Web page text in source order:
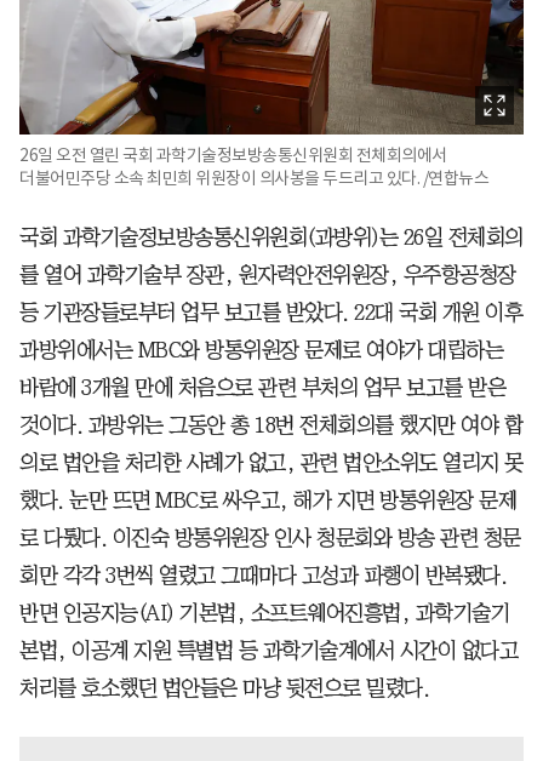
26일 오전 열린 국회 과학기술정보방송통신위원회 전체회의에서
더불어민주당 소속 최민희 위원장이 의사봉을 두드리고 있다. /연합뉴스
국회 과학기술정보방송통신위원회(과방위)는 26일 전체회의
를 열어 과학기술부 장관, 원자력안전위원장, 우주항공청장
등 기관장들로부터 업무 보고를 받았다. 22대 국회 개원 이후
과방위에서는 MBC와 방통위원장 문제로 여야가 대립하는
바람에 3개월 만에 처음으로 관련 부처의 업무 보고를 받은
것이다. 과방위는 그동안 총 18번 전체회의를 했지만 여야 합
의로 법안을 처리한 사례가 없고, 관련 법안소위도 열리지 못
했다. 눈만 뜨면 MBC로 싸우고, 해가 지면 방통위원장 문제
로 다퉜다. 이진숙 방통위원장 인사 청문회와 방송 관련 청문
회만 각각 3번씩 열렸고 그때마다 고성과 파행이 반복됐다.
반면 인공지능(AI) 기본법, 소프트웨어진흥법, 과학기술기
본법, 이공계 지원 특별법 등 과학기술계에서 시간이 없다고
처리를 호소했던 법안들은 마냥 뒷전으로 밀렸다.